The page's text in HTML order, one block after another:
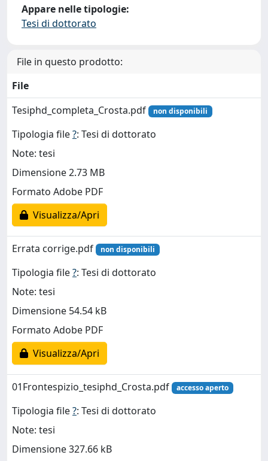
Appare nelle tipologie:
Tesi di dottorato
File in questo prodotto:
File
Tesiphd_completa_Crosta.pdf
non disponibili
Tipologia file?: Tesi di dottorato
Note: tesi
Dimensione 2.73 MB
Formato Adobe PDF
Visualizza/Apri
Errata corrige.pdf non disponibili
Tipologia file?: Tesi di dottorato
Note: tesi
Dimensione 54.54 kB
Formato Adobe PDF
Visualizza/Apri
01Frontespizio_tesiphd_Crosta.pdf accesso aperto
Tipologia file?: Tesi di dottorato
Note: tesi
Dimensione 327.66 kB